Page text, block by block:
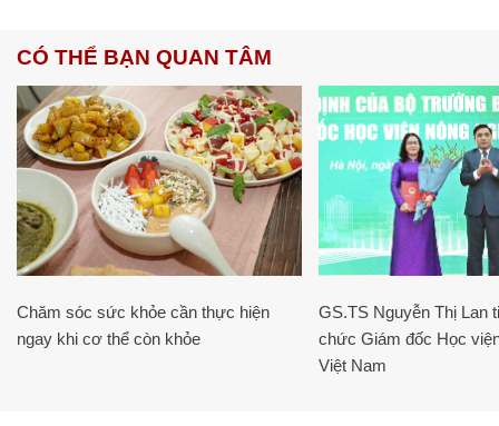
CÓ THỂ BẠN QUAN TÂM
Chăm sóc sức khỏe cần thực hiện
ngay khi cơ thể còn khỏe
GS.TS Nguyễn Thị Lan
chức Giám đốc Học
Việt Nam